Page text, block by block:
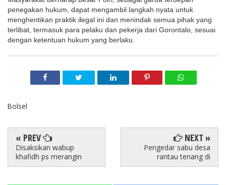
penegakan hukum, dapat mengambil langkah nyata untuk
menghentikan praktik ilegal ini dan menindak semua pihak yang
terlibat, termasuk para pelaku dan pekerja dari Gorontalo, sesuai
dengan ketentuan hukum yang berlaku.
Bolsel
« PREV
Disaksikan wabup
khafidh ps merangin
NEXT »
Pengedar sabu desa
rantau tenang di